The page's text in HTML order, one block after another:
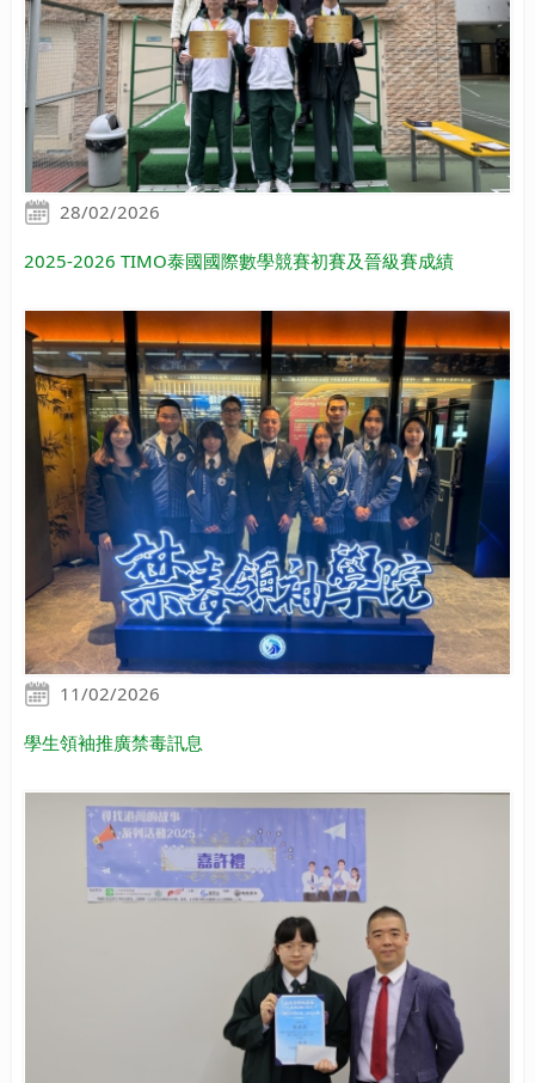
28/02/2026
2025-2026 TIMO泰國國際數學競賽初賽及晉級賽成績
11/02/2026
學生領袖推廣禁毒訊息